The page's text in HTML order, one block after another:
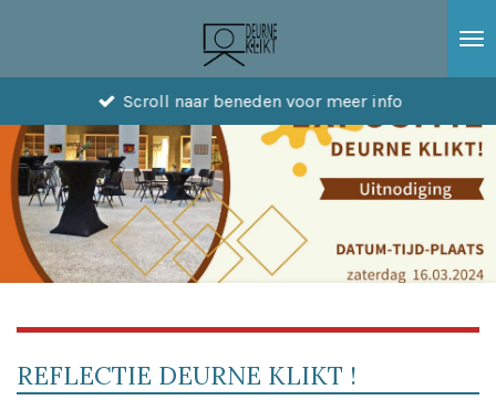
hoofdinhoud
Scroll naar beneden voor meer info
REFLECTIE DEURNE KLIKT !